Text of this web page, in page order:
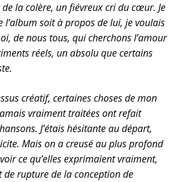
la colère, un fiévreux cri du cœur. Je
l’album soit à propos de lui, je voulais
de nous tous, qui cherchons l’amour
réels, un absolu que certains
créatif, certaines choses de mon
vraiment traitées ont refait
J’étais hésitante au départ,
Mais on a creusé au plus profond
ce qu’elles exprimaient vraiment,
de rupture de la conception de